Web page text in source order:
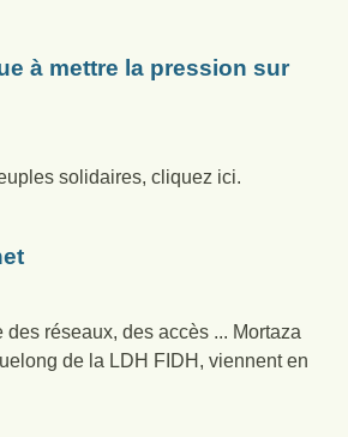
à mettre la pression sur
solidaires, cliquez ici.
réseaux, des accès ... Mortaza
de la LDH FIDH, viennent en